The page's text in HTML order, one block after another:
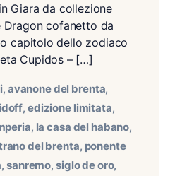
Giara da collezione
cofanetto da
capitolo dello zodiaco
Cupidos – […]
, avanone del brenta,
, edizione limitata,
, la casa del habano,
del brenta, ponente
,sanremo,siglo de oro,